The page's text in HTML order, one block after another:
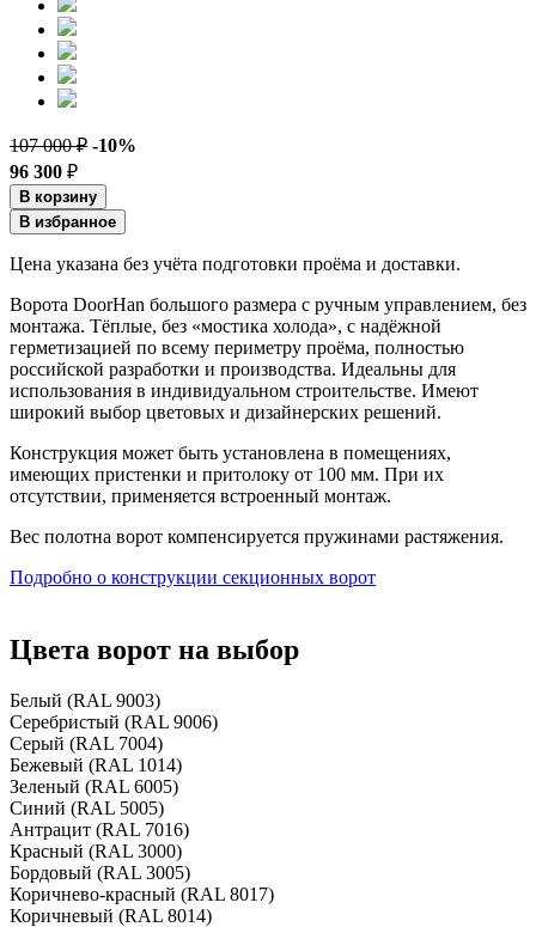
107 000 ₽ -10%
96 300 ₽
В корзину
В избранное
Цена указана без учёта подготовки проёма и доставки.
Ворота DoorHan большого размера с ручным управлением, без
монтажа. Тёплые, без «мостика холода», с надёжной
герметизацией по всему периметру проёма, полностью
российской разработки и производства. Идеальны для
использования в индивидуальном строительстве. Имеют
широкий выбор цветовых и дизайнерских решений.
Конструкция может быть установлена в помещениях,
имеющих пристенки и притолоку от 100 мм. При их
отсутствии, применяется встроенный монтаж.
Вес полотна ворот компенсируется пружинами растяжения.
Подробно о конструкции секционных ворот
Цвета ворот на выбор
Белый (RAL 9003)
Серебристый (RAL 9006)
Серый (RAL 7004)
Бежевый (RAL 1014)
Зеленый (RAL 6005)
Синий (RAL 5005)
Антрацит (RAL 7016)
Красный (RAL 3000)
Бордовый (RAL 3005)
Коричнево-красный (RAL 8017)
Коричневый (RAL 8014)